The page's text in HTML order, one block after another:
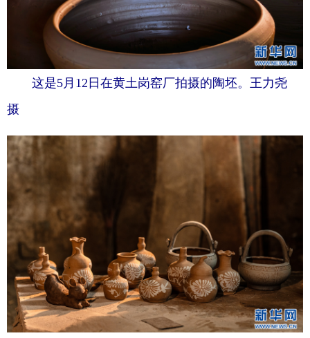
这是5月12日在黄土岗窑厂拍摄的陶坯。王力尧
摄